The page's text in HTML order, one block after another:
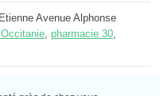
Avenue Alphonse
, pharmacie 30,